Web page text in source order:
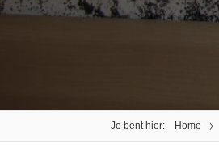
Je bent hier: Home